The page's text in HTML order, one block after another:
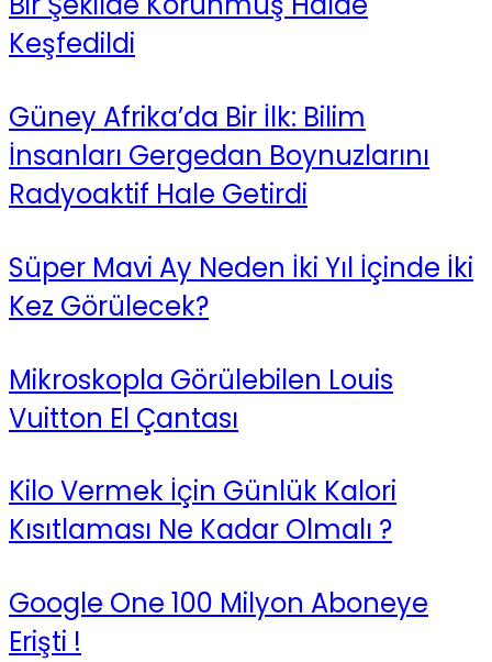
Keşfedildi
Güney Afrika’da Bir İlk: Bilim
İnsanları Gergedan Boynuzlarını
Radyoaktif Hale Getirdi
Süper Mavi Ay Neden İki Yıl İçinde İki
Kez Görülecek?
Mikroskopla Görülebilen Louis
Vuitton El Çantası
Kilo Vermek İçin Günlük Kalori
Kısıtlaması Ne Kadar Olmalı ?
Google One 100 Milyon Aboneye
Erişti !